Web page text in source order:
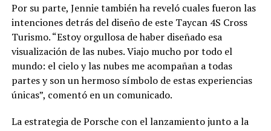
Por su parte, Jennie también ha reveló cuales fueron las
intenciones detrás del diseño de este Taycan 4S Cross
Turismo. “Estoy orgullosa de haber diseñado esa
visualización de las nubes. Viajo mucho por todo el
mundo: el cielo y las nubes me acompañan a todas
partes y son un hermoso símbolo de estas experiencias
únicas”, comentó en un comunicado.
La estrategia de Porsche con el lanzamiento junto a la